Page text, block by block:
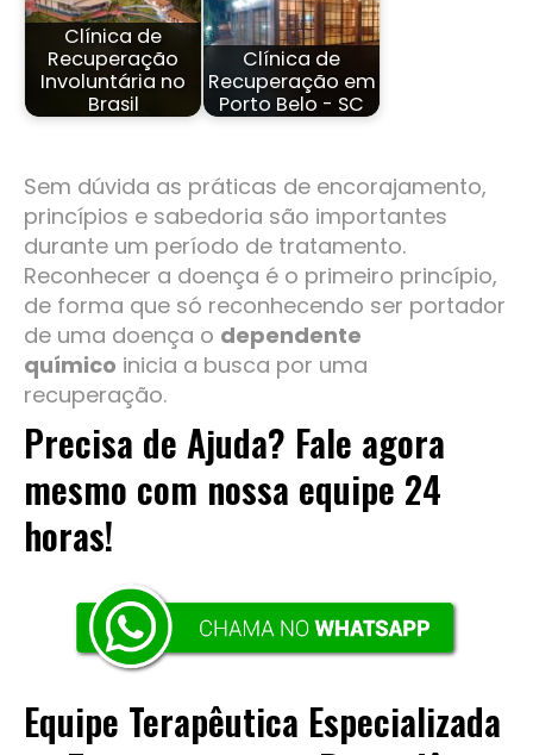
Clínica de
Recuperação
Involuntária no
Brasil
Clínica de
Recuperação em
Porto Belo - SC
Sem dúvida as práticas de encorajamento,
princípios e sabedoria são importantes
durante um período de tratamento.
Reconhecer a doença é o primeiro princípio,
de forma que só reconhecendo ser portador
de uma doença o dependente
químico inicia a busca por uma
recuperação.
Precisa de Ajuda? Fale agora
mesmo com nossa equipe 24
horas!
Equipe Terapêutica Especializada